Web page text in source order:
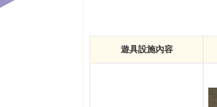
遊具設施內容